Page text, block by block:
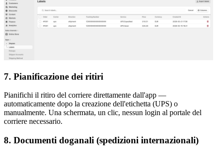
7. Pianificazione dei ritiri
Pianifichi il ritiro del corriere direttamente dall'app —
automaticamente dopo la creazione dell'etichetta (UPS) o
manualmente. Una schermata, un clic, nessun login al portale del
corriere necessario.
8. Documenti doganali (spedizioni internazionali)